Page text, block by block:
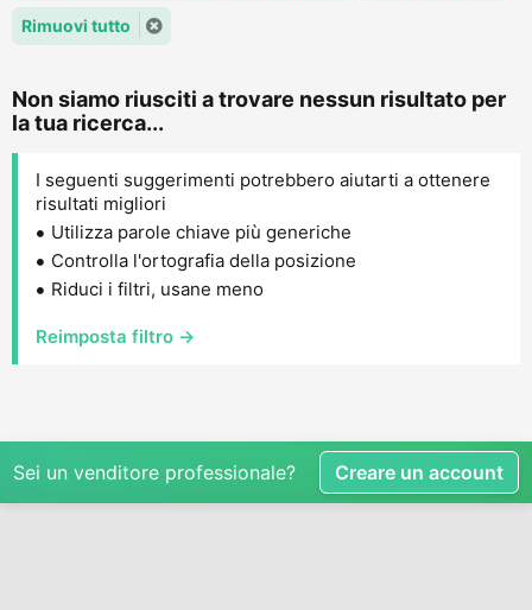
Rimuovi tutto
Non siamo riusciti a trovare nessun risultato per
la tua ricerca...
I seguenti suggerimenti potrebbero aiutarti a ottenere
risultati migliori
Utilizza parole chiave più generiche
Controlla l'ortografia della posizione
Riduci i filtri, usane meno
Reimposta filtro →
Sei un venditore professionale? Creare un account